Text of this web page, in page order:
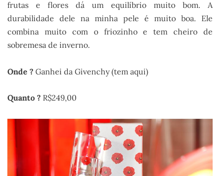
frutas e flores dá um equilíbrio muito bom. A
durabilidade dele na minha pele é muito boa. Ele
combina muito com o friozinho e tem cheiro de
sobremesa de inverno.
Onde ? Ganhei da Givenchy (tem aqui)
Quanto ? R$249,00